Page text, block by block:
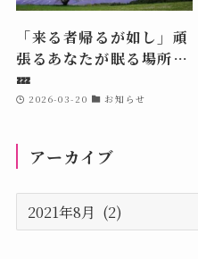
「来る者帰るが如し」頑
張るあなたが眠る場所…
💤
2026-03-20 お知らせ
アーカイブ
ア
ー